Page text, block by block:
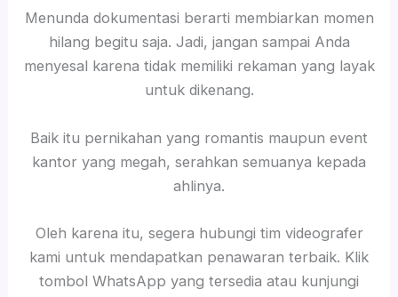
Menunda dokumentasi berarti membiarkan momen
hilang begitu saja. Jadi, jangan sampai Anda
menyesal karena tidak memiliki rekaman yang layak
untuk dikenang.
Baik itu pernikahan yang romantis maupun event
kantor yang megah, serahkan semuanya kepada
ahlinya.
Oleh karena itu, segera hubungi tim videografer
kami untuk mendapatkan penawaran terbaik. Klik
tombol WhatsApp yang tersedia atau kunjungi